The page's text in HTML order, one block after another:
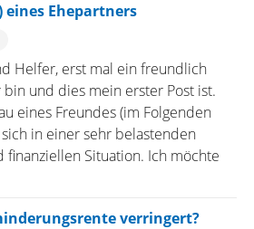
Ehepartners
Helfer, erst mal ein freundlich
und dies mein erster Post ist.
eines Freundes (im Folgenden
in einer sehr belastenden
finanziellen Situation. Ich möchte
verringert?